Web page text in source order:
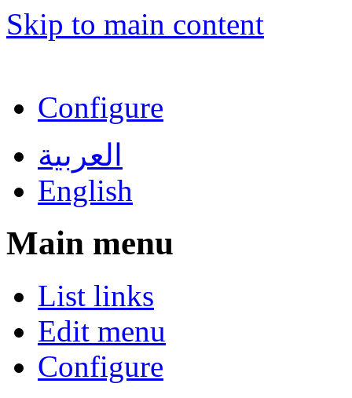
Skip to main content
Configure
العربية
English
Main menu
List links
Edit menu
Configure